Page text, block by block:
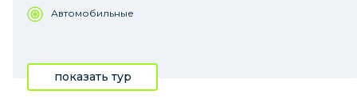
Автомобильные
показать тур